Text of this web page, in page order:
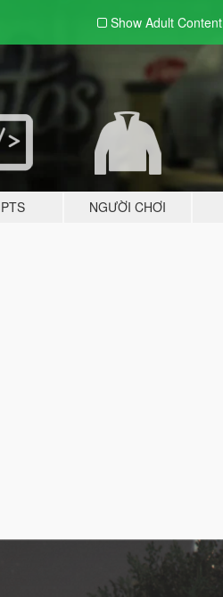
Show Adult Content
NGƯỜI CHƠI